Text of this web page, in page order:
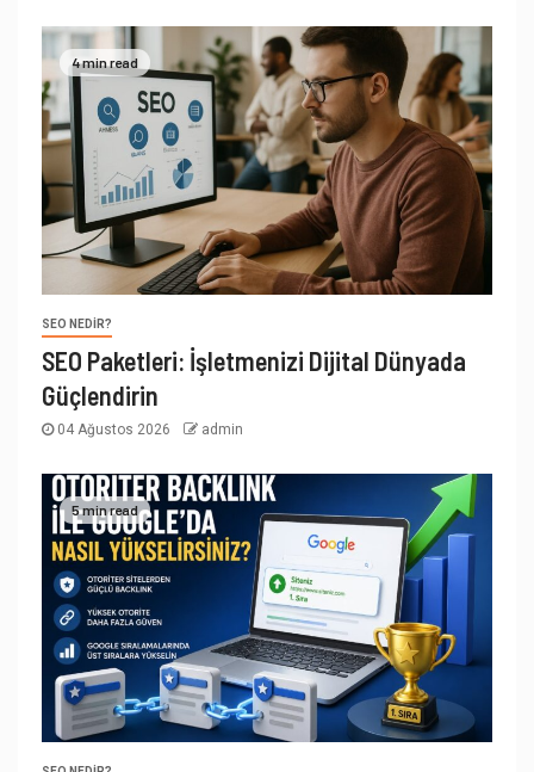
4 min read
SEO NEDIR?
SEO Paketleri: İşletmenizi Dijital Dünyada
Güçlendirin
04 Ağustos 2026 admin
5 min read